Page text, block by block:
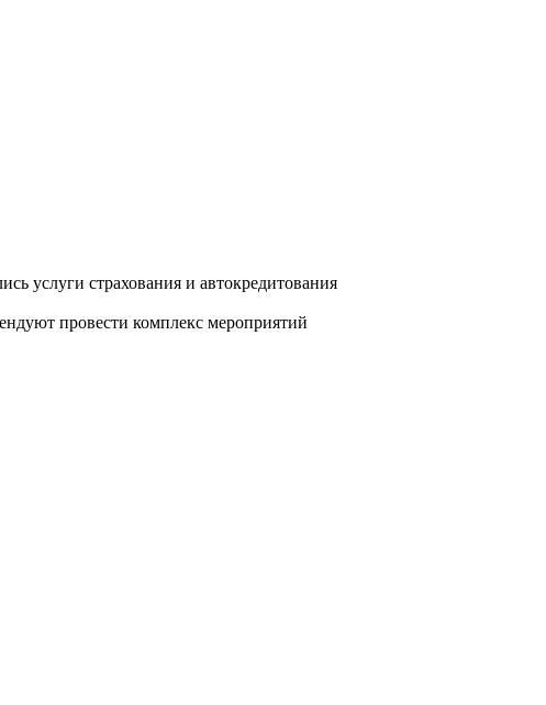
услуги страхования и автокредитования
провести комплекс мероприятий